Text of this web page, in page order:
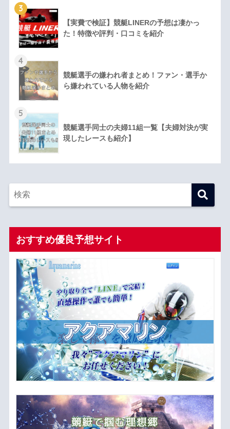
3
【実費で検証】競艇LINERの予想は凄かっ
た！特徴や評判・口コミを紹介
4
競艇選手の嫌われ者まとめ！ファン・選手か
ら嫌われている人物を紹介
5
競艇選手同士の夫婦11組一覧【夫婦対決が実
現したレースも紹介】
おすすめ優良予想サイト